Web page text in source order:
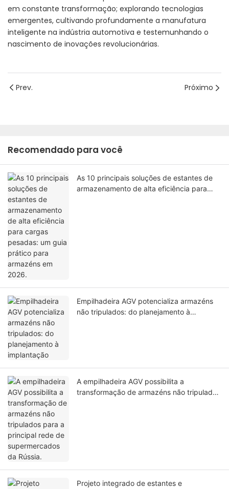
em constante transformação; explorando tecnologias
emergentes, cultivando profundamente a manufatura
inteligente na indústria automotiva e testemunhando o
nascimento de inovações revolucionárias.
Prev. Próximo
Recomendado para você
As 10 principais soluções de estantes de
armazenamento de alta eficiência para
Empilhadeira AGV potencializa armazéns
não tripulados: do planejamento à
A empilhadeira AGV possibilita a
transformação de armazéns não tripulados
Projeto integrado de estantes e